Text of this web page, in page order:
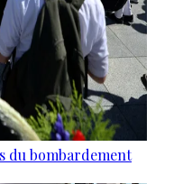
du bombardement